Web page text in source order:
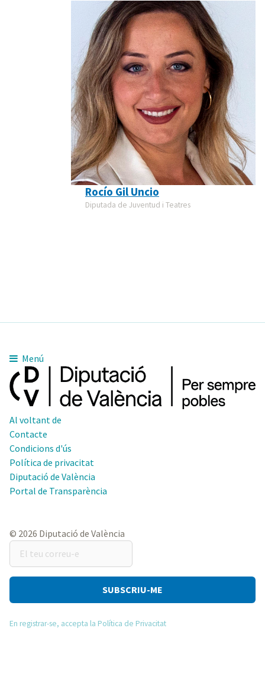
Rocío Gil Uncio
Diputada de Juventud i Teatres
Menú
Al voltant de
Contacte
Condicions d'ús
Política de privacitat
Diputació de València
Portal de Transparència
© 2026 Diputació de València
El
teu
correu-
En registrar-se, accepta la Política de Privacitat